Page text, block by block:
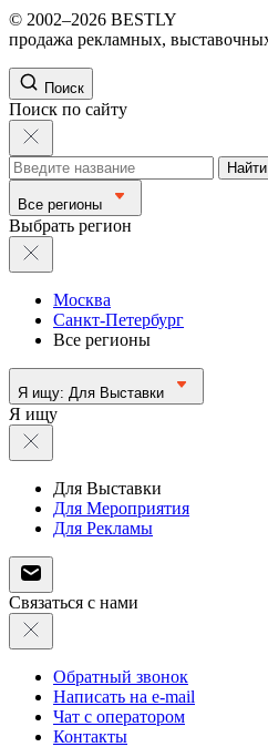
© 2002–2026 BESTLY
продажа рекламных,
Поиск
Поиск по сайту
Найти
Все регионы
Выбрать регион
Москва
Санкт-Петербург
Все регионы
Я ищу: Для Выставки
Я ищу
Для Выставки
Для Мероприятия
Для Рекламы
Связаться с нами
Обратный звонок
Написать на e-mail
Чат с оператором
Контакты